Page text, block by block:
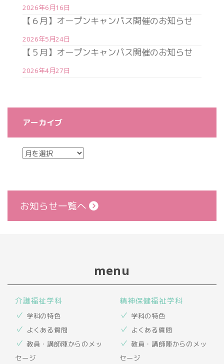
2026年6月16日
【６月】オープンキャンパス開催のお知らせ
2026年5月24日
【５月】オープンキャンパス開催のお知らせ
2026年4月27日
アーカイブ
お知らせ一覧へ
menu
介護福祉学科
学科の特色
よくある質問
教員・講師陣からのメッ
セージ
精神保健福祉学科
学科の特色
よくある質問
教員・講師陣からのメッ
セージ